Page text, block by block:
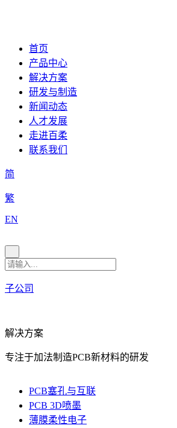
首页
产品中心
解决方案
研发与制造
新闻动态
人才发展
走进百柔
联系我们
简
繁
EN
子公司
解决方案
专注于加法制造PCB新材料的研发
PCB塞孔与互联
PCB 3D喷墨
薄膜柔性电子